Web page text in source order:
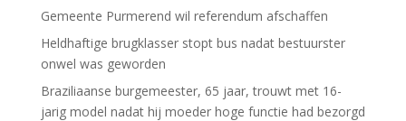
Gemeente Purmerend wil referendum afschaffen
Heldhaftige brugklasser stopt bus nadat bestuurster
onwel was geworden
Braziliaanse burgemeester, 65 jaar, trouwt met 16-
jarig model nadat hij moeder hoge functie had bezorgd